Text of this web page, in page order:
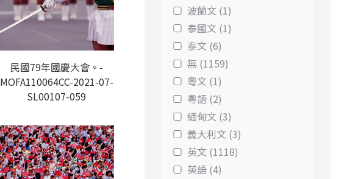
民國79年國慶大會。-
MOFA110064CC-2021-07-
SL00107-059
波蘭文 (1)
泰國文 (1)
泰文 (6)
無 (1159)
粵文 (1)
粵語 (2)
緬甸文 (3)
義大利文 (3)
英文 (1118)
英語 (4)